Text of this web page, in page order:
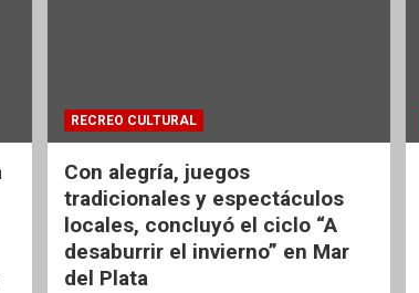
RECREO CULTURAL
Con alegría, juegos
tradicionales y espectáculos
locales, concluyó el ciclo “A
desaburrir el invierno” en Mar
del Plata